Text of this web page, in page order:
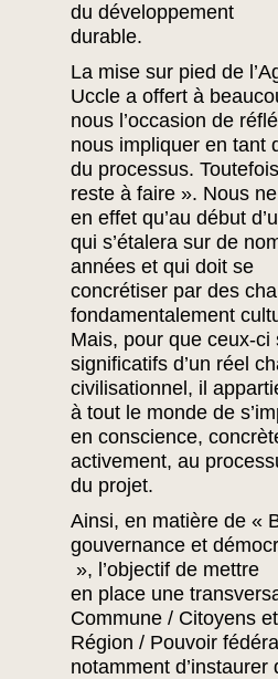
du développement
durable.
La mise sur pied de
Uccle a offert à
nous l’occasion de
nous impliquer en tant
du processus.
reste à faire ». Nous
en effet qu’au début
qui s’étalera sur de
années et qui doit se
concrétiser par des
fondamentalement
Mais, pour que ceux-ci
significatifs d’un réel
civilisationnel, il
à tout le monde de
en conscience,
activement, au
du projet.
Ainsi, en matière de «
gouvernance et
», l’objectif de mettre
en place une
Commune / Citoyens
Région / Pouvoir
notamment d’instaurer